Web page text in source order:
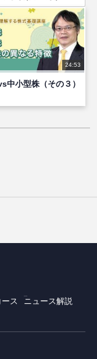
24:53
中小型株（その３）
ス
ニュース解説